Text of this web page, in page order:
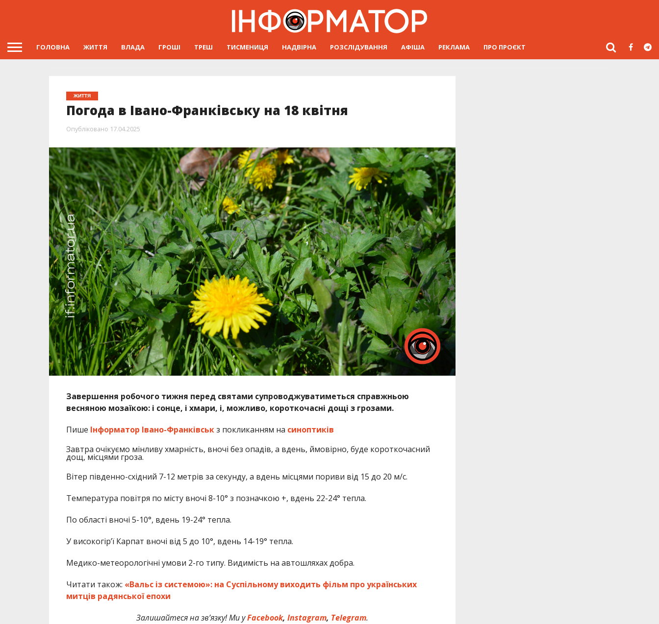
ГОЛОВНА ЖИТТЯ ВЛАДА ГРОШІ ТРЕШ ТИСМЕНИЦЯ НАДВІРНА РОЗСЛІДУВАННЯ АФІША РЕКЛАМА ПРО ПРОЄКТ
ЖИТТЯ
Погода в Івано-Франківську на 18 квітня
Опубліковано 17.04.2025
Завершення робочого тижня перед святами супроводжуватиметься справжньою
весняною мозаїкою: і сонце, і хмари, і, можливо, короткочасні дощі з грозами.
Пише Інформатор Івано-Франківськз покликанням на синоптиків
Завтра очікуємо мінливу хмарність, вночі без опадів, а вдень, ймовірно, буде короткочасний
дощ, місцями гроза.
Вітер південно-східний 7-12 метрів за секунду, а вдень місцями пориви від 15 до 20 м/с.
Температура повітря по місту вночі 8-10° з позначкою +, вдень 22-24° тепла.
По області вночі 5-10°, вдень 19-24° тепла.
У високогір’ї Карпат вночі від 5 до 10°, вдень 14-19° тепла.
Медико-метеорологічні умови 2-го типу. Видимість на автошляхах добра.
Читати також: «Вальс із системою»: на Суспільному виходить фільм про українських
митців радянської епохи
Залишайтеся на зв’язку! Ми уFacebook, Instagram, Telegram.